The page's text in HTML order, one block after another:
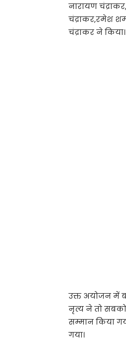
नारायण
चंद्राकर,रमेश
चंद्राकर ने किया।
उक्त अयोजन में
नृत्य ने तो सबको
सम्मान किया
गया।